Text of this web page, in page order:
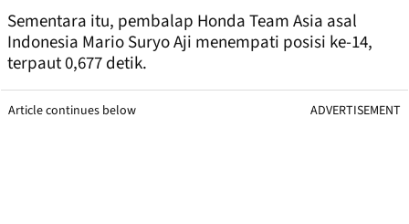
Sementara itu, pembalap Honda Team Asia asal
Indonesia Mario Suryo Aji menempati posisi ke-14,
terpaut 0,677 detik.
Article continues below ADVERTISEMENT